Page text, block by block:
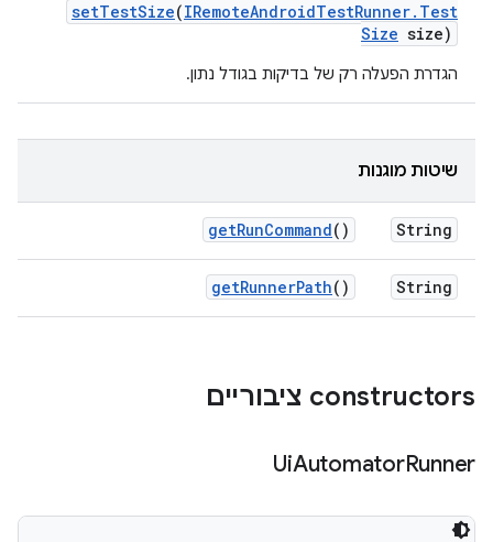
setTestSize(IRemoteAndroidTestRunner. Test
Size size)
הגדרת הפעלה רק של בדיקות בגודל נתון.
שיטות מוגנות
String
getRunCommand()
String
getRunnerPath()
‫constructors ציבוריים
UiAutomatorRunner